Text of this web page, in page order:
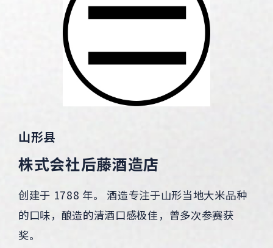
山形县
株式会社后藤酒造店
创建于 1788 年。 酒造专注于山形当地大米品种
的口味，酿造的清酒口感极佳，曾多次参赛获
奖。